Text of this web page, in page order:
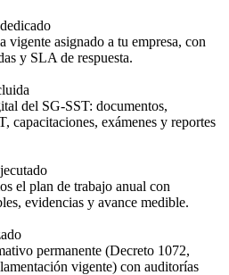
vigente asignado a tu empresa, con
y SLA de respuesta.
del SG-SST: documentos,
capacitaciones, exámenes y reportes
el plan de trabajo anual con
evidencias y avance medible.
permanente (Decreto 1072,
vigente) con auditorías